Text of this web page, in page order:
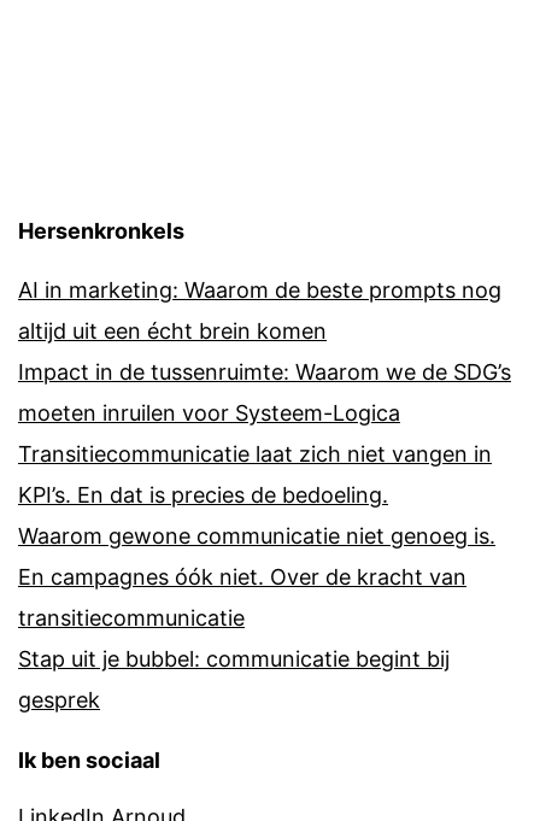
Hersenkronkels
AI in marketing: Waarom de beste prompts nog
altijd uit een écht brein komen
Impact in de tussenruimte: Waarom we de SDG’s
moeten inruilen voor Systeem-Logica
Transitiecommunicatie laat zich niet vangen in
KPI’s. En dat is precies de bedoeling.
Waarom gewone communicatie niet genoeg is.
En campagnes óók niet. Over de kracht van
transitiecommunicatie
Stap uit je bubbel: communicatie begint bij
gesprek
Ik ben sociaal